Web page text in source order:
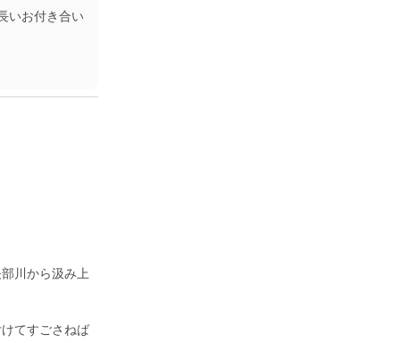
いお付き合い
川から汲み上
てすごさねば